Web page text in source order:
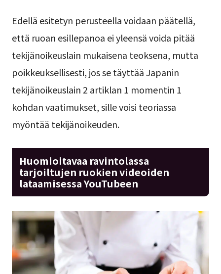
Edellä esitetyn perusteella voidaan päätellä,
että ruoan esillepanoa ei yleensä voida pitää
tekijänoikeuslain mukaisena teoksena, mutta
poikkeuksellisesti, jos se täyttää Japanin
tekijänoikeuslain 2 artiklan 1 momentin 1
kohdan vaatimukset, sille voisi teoriassa
myöntää tekijänoikeuden.
Huomioitavaa ravintolassa
tarjoiltujen ruokien videoiden
lataamisessa YouTubeen